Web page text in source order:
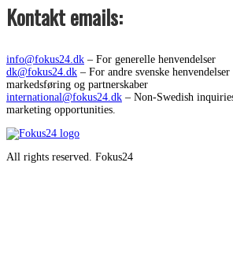
Kontakt emails:
info@fokus24.dk – For generelle henvendelser
dk@fokus24.dk – For andre svenske
markedsføring og partnerskaber
international@fokus24.dk – Non-Swedish
marketing opportunities.
All rights reserved. Fokus24